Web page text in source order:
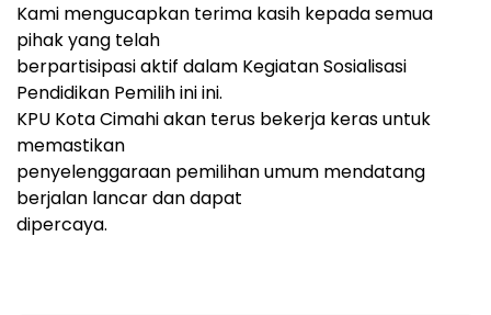
Kami mengucapkan terima kasih kepada semua
pihak yang telah
berpartisipasi aktif dalam Kegiatan Sosialisasi
Pendidikan Pemilih ini ini.
KPU Kota Cimahi akan terus bekerja keras untuk
memastikan
penyelenggaraan pemilihan umum mendatang
berjalan lancar dan dapat
dipercaya.